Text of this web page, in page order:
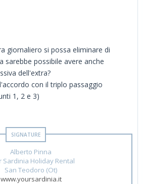
giornaliero si possa eliminare di
sarebbe possibile avere anche
dell'extra?
con il triplo passaggio
1, 2 e 3)
Alberto Pinna
Sardinia Holiday Rental
San Teodoro (Ot)
www.yoursardinia.it